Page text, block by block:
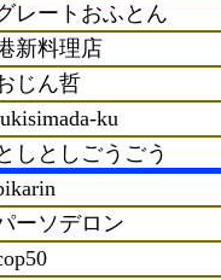
レートおふとん
新料理店
じん哲
ku
しとしごうごう
ーソデロン